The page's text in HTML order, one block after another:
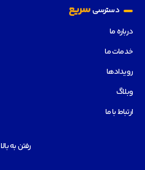
دسترسیسریع
درباره ما
خدمات ما
رویدادها
وبلاگ
ارتباط با ما
رفتن به بالا